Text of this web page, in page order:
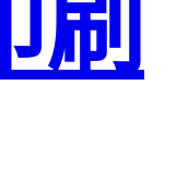
刷